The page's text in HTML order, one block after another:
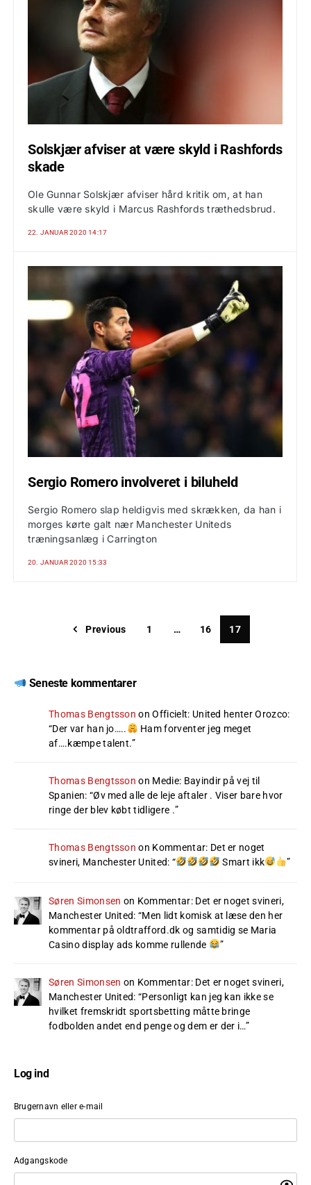
Solskjær afviser at være skyld i Rashfords
skade
Ole Gunnar Solskjær afviser hård kritik om, at han
skulle være skyld i Marcus Rashfords træthedsbrud.
22. JANUAR 2020 14:17
Sergio Romero involveret i biluheld
Sergio Romero slap heldigvis med skrækken, da han i
morges kørte galt nær Manchester Uniteds
træningsanlæg i Carrington
20. JANUAR 2020 15:33
Previous 1 … 16 17
Seneste kommentarer
Thomas Bengtsson onOfficielt: United henter Orozco:
“Der var han jo…..
Ham forventer jeg meget
af….kæmpe talent.”
Thomas Bengtsson on Medie: Bayindir på vej til
Spanien: “Øv med alle de leje aftaler . Viser bare hvor
ringe der blev købt tidligere .”
Thomas Bengtsson on Kommentar: Det er noget
svineri, Manchester United: “ Smart ikk ”
Søren Simonsen on Kommentar: Det er noget svineri,
Manchester United: “Men lidt komisk at læse den her
kommentar på oldtrafford.dk og samtidig se Maria
Casino display ads komme rullende
”
Søren Simonsen on Kommentar: Det er noget svineri,
Manchester United: “Personligt kan jeg kan ikke se
hvilket fremskridt sportsbetting måtte bringe
fodbolden andet end penge og dem er der i…”
Log ind
Brugernavn eller e-mail
Adgangskode